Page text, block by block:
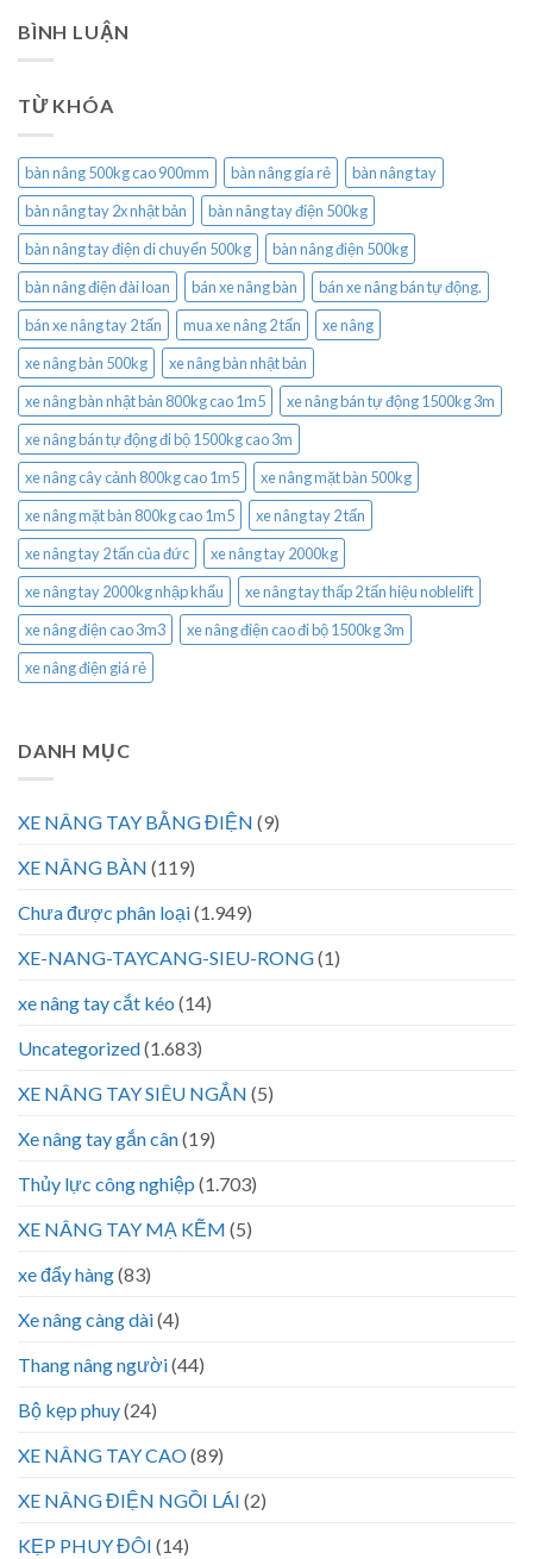
BÌNH LUẬN
TỪ KHÓA
bàn nâng 500kg cao 900mm bàn nâng gía rẻ
bàn nâng tay
bàn nâng tay 2x nhật bản
bàn nâng tay điện 500kg
bàn nâng tay điện di chuyển 500kg
bàn nâng điện 500kg
bàn nâng điện đài loan
bán xe nâng bàn
bán xe nâng bán tự động.
bán xe nâng tay 2 tấn
mua xe nâng 2 tấn
xe nâng
xe nâng bàn 500kg
xe nâng bàn nhật bản
xe nâng bàn nhật bản 800kg cao 1m5
xe nâng bán tự động 1500kg 3m
xe nâng bán tự động đi bộ 1500kg cao 3m
xe nâng cây cảnh 800kg cao 1m5
xe nâng mặt bàn 500kg
xe nâng mặt bàn 800kg cao 1m5
xe nâng tay 2 tấn
xe nâng tay 2 tấn của đức
xe nâng tay 2000kg
xe nâng tay 2000kg nhập khẩu
xe nâng tay thấp 2 tấn hiệu noblelift
xe nâng điện cao 3m3
xe nâng điện cao đi bộ 1500kg 3m
xe nâng điện giá rẻ
DANH MỤC
XE NÂNG TAY BẰNG ĐIỆN (9)
XE NÂNG BÀN (119)
Chưa được phân loại(1.949)
XE-NANG-TAYCANG-SIEU-RONG(1)
xe nâng tay cắt kéo (14)
Uncategorized(1.683)
XE NÂNG TAY SIÊU NGẮN (5)
Xe nâng tay gắn cân(19)
Thủy lực công nghiệp (1.703)
XE NÂNG TAY MẠ KẼM (5)
xe đẩy hàng(83)
Xe nâng càng dài(4)
Thang nâng người(44)
Bộ kẹp phuy(24)
XE NÂNG TAY CAO(89)
XE NÂNG ĐIỆN NGỒI LÁI (2)
KẸP PHUY ĐÔI (14)